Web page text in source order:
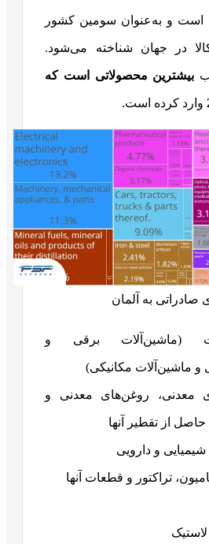
است و به‌عنوان سومین کشور
در جهان شناخته می‌شود.
بیشترین محصولاتی است که
وارد کرده است.
صادراتی به آلمان
(ماشین‌آلات برقی و
و ماشین‌آلات مکانیکی)
معدنی، روغن‌های معدنی و
از تقطیر آنها
و دارویی
تراکتور و قطعات آنها